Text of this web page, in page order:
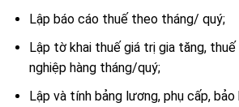
Lập báo cáo thuế theo tháng/ quý;
Lập tờ khai thuế giá trị gia tăng, thuế
nghiệp hàng tháng/quý;
Lập và tính bảng lương, phụ cấp, bảo